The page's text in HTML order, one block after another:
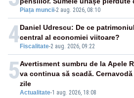
Piața muncii-2 aug. 2026, 08:10
4 Fiscalitate-2 aug. 2026, 09:22
Daniel Udrescu: De ce
central al economiei viitoare?
5
Actualitate-1 aug. 2026, 18:08
Avertisment sumbru de la Apele
va continua să scadă.
zile